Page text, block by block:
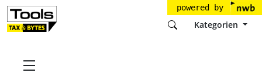
powered by
Kategorien
Startseite